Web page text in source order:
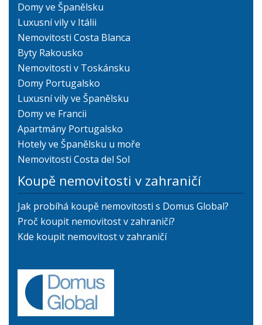
Domy ve Španělsku
Luxusní vily v Itálii
Nemovitosti Costa Blanca
Byty Rakousko
Nemovitosti v Toskánsku
Domy Portugalsko
Luxusní vily ve Španělsku
Domy ve Francii
Apartmány Portugalsko
Hotely ve Španělsku u moře
Nemovitosti Costa del Sol
Koupě nemovitosti v zahraničí
Jak probíhá koupě nemovitosti s Domus Global?
Proč koupit nemovitost v zahraničí?
Kde koupit nemovitost v zahraničí